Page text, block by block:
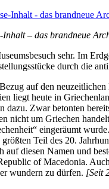
– das brandneue
sehr. Im
durch die
auf den
liegt heute in
dazu. Zwar betonten
nicht um Griechen
eingeräumt
Teil des 20.
diesen Namen und
of Macedonia.
wundern zu dürfen. [Seit